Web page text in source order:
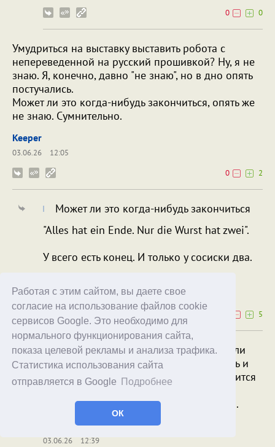
Работая с этим сайтом, вы даете свое
согласие на использование файлов cookie
сервисов Google. Это необходимо для
нормального функционирования сайта,
показа целевой рекламы и анализа трафика.
Статистика использования сайта
отправляется в Google
Подробнее
ОК
0
0
Умудриться на выставку выставить робота с
непереведенной на русский прошивкой? Ну, я не
знаю. Я, конечно, давно "не знаю", но в дно опять
постучались.
Может ли это когда-нибудь закончиться, опять же
не знаю. Сумнительно.
Keeper
03.06.26
12:05
0
2
Может ли это когда-нибудь закончиться
"Alles hat ein Ende. Nur die Wurst hat zwei".
У всего есть конец. И только у сосиски два.
03.06.26
12:23
5
Я бы удивился, если бы прошивку смогли
перевести. То что сделал производитель и
как обучил модель - только это и получится
использовать. Тут даже исходные коды
(которые никто не даст) не помогли бы.
Keeper
03.06.26 12:39